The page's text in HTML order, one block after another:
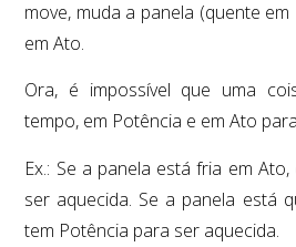
move, muda a panela (quente
em Ato.
Ora, é impossível que uma
tempo, em Potência e em Ato
Ex.: Se a panela está fria em
ser aquecida. Se a panela está
tem Potência para ser aquecida.